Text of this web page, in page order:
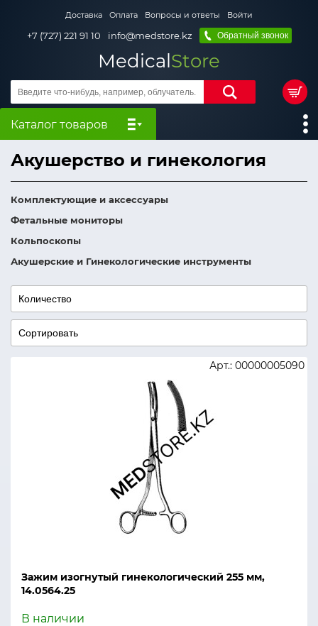
Доставка Оплата Вопросы и ответы Войти
+7 (727) 221 91 10 info@medstore.kz Обратный звонок
MedicalStore
Каталог товаров
Акушерство и гинекология
Комплектующие и аксессуары
Фетальные мониторы
Кольпоскопы
Акушерские и Гинекологические инструменты
Зажим изогнутый гинекологический 255 мм,
14.0564.25
Арт.: 00000005090
В наличии